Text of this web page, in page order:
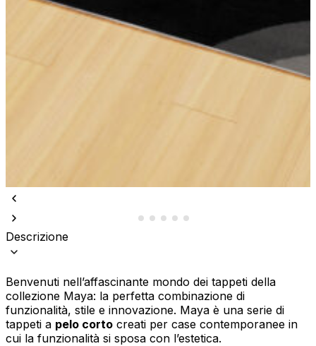
Descrizione
Benvenuti nell’affascinante mondo dei tappeti della
collezione Maya: la perfetta combinazione di
funzionalità, stile e innovazione. Maya è una serie di
tappeti a pelo corto creati per case contemporanee in
cui la funzionalità si sposa con l’estetica.